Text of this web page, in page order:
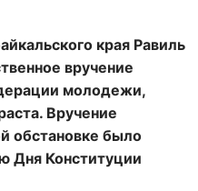
края Равиль
вручение
молодежи,
Вручение
обстановке было
Дня Конституции